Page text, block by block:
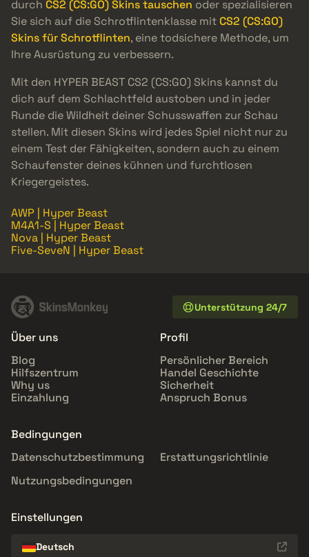
durch CS2 (CS:GO) Skins tauschen oder spezialisieren
Sie sich auf die Schrotflintenklasse mitCS2 (CS:GO)
Skins für Schrotflinten, eine todsichere Methode, um
Ihre Ausrüstung zu verbessern.
Mit den HYPER BEAST CS2 (CS:GO) Skins kannst du
dich auf dem Schlachtfeld austoben und in jeder
Runde die Wildheit deiner Schusswaffen zur Schau
stellen. Mit diesen Skins wird jedes Spiel nicht nur zu
einem Test der Fähigkeiten, sondern auch zu einem
Schaufenster deines kühnen und furchtlosen
Kriegergeistes.
AWP | Hyper Beast
M4A1-S | Hyper Beast
Nova | Hyper Beast
Five-SeveN | Hyper Beast
Unterstützung 24/7
Über uns
Blog
Hilfszentrum
Why us
Einzahlung
Profil
Persönlicher Bereich
Handel Geschichte
Sicherheit
Anspruch Bonus
Bedingungen
Datenschutzbestimmung
Erstattungsrichtlinie
Nutzungsbedingungen
Einstellungen
Deutsch